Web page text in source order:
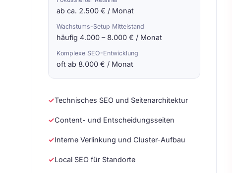
ab ca. 2.500 € / Monat
Wachstums-Setup Mittelstand
häufig 4.000 – 8.000 € / Monat
Komplexe SEO-Entwicklung
oft ab 8.000 € / Monat
✓Technisches SEO und Seitenarchitektur
✓Content- und Entscheidungsseiten
✓Interne Verlinkung und Cluster-Aufbau
✓Local SEO für Standorte